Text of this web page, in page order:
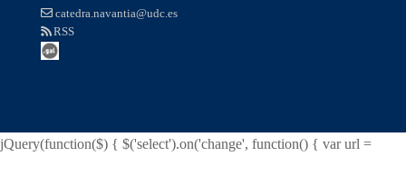
catedra.navantia@udc.es
RSS
jQuery(function($) { $('select').on('change', function() { var url =